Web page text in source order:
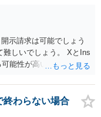
示請求は可能でしょう
しいでしょう。 XとIns
能性が高いでしょう。
いる場合、今から進め
相手を特定できた場
は可能でしょうか？ →
終わらない場合